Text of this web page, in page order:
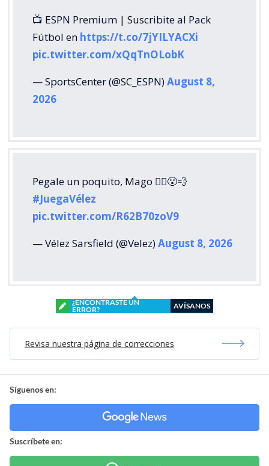
📺 ESPN Premium | Suscribite al Pack
Fútbol en https://t.co/7jYILYACXi
pic.twitter.com/xQqTnOLobK
— SportsCenter (@SC_ESPN)August 8,
2026
Pegale un poquito, Mago 🧙‍♂️😮‍💨
#JuegaVélez
pic.twitter.com/R62B70zoV9
— Vélez Sarsfield (@Velez)August 8, 2026
¿ENCONTRASTE UN
ERROR?
AVÍSANOS
Revisa nuestra página de correcciones
Síguenos en:
Suscríbete en: